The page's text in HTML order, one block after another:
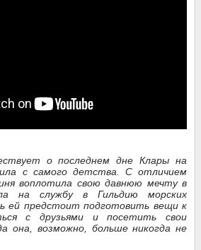
о последнем дне Клары на
с самого детства. С отличием
воплотила свою давнюю мечту в
на службу в Гильдию морских
ей предстоит подготовить вещи к
с друзьями и посетить свои
она, возможно, больше никогда не